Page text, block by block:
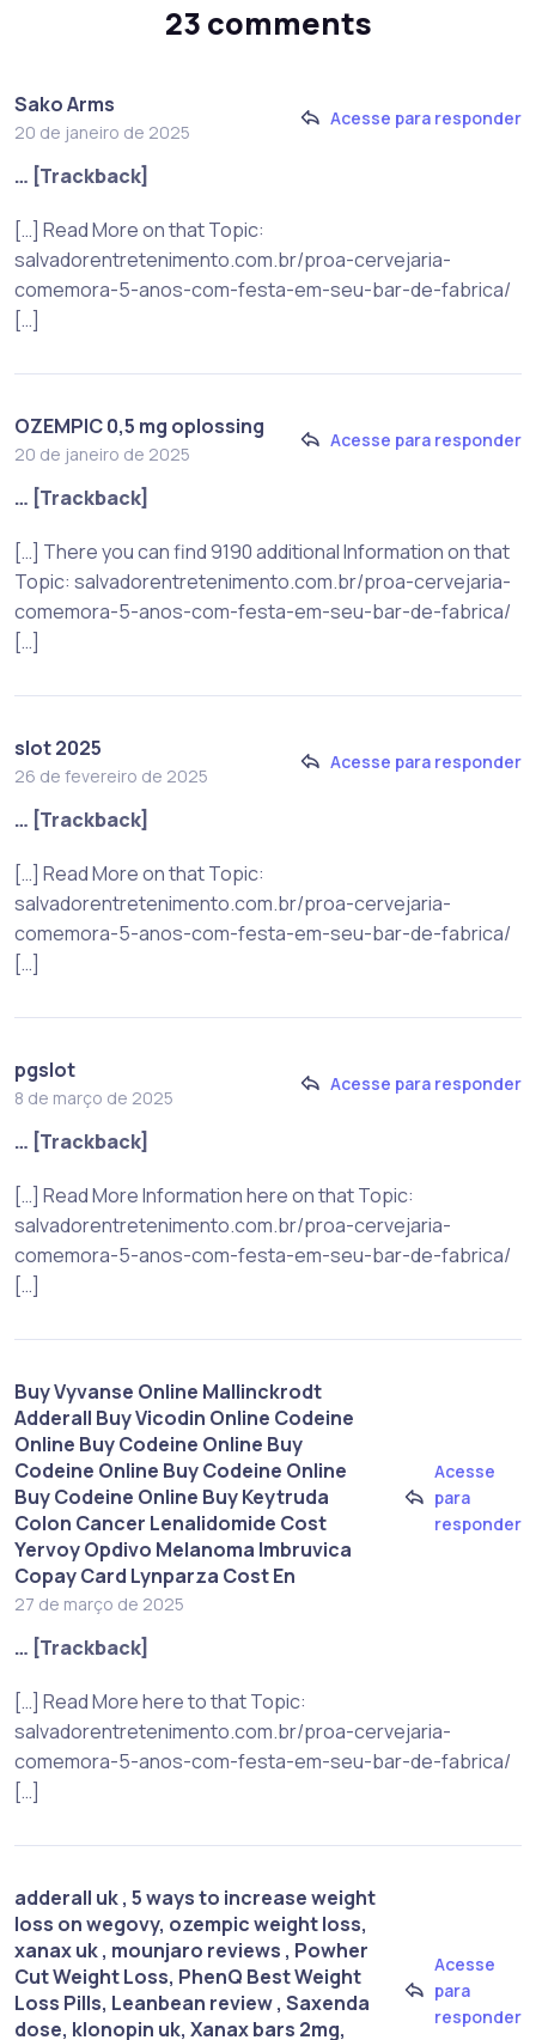
23 comments
Sako Arms
20 de janeiro de 2025
Acesse para responder
… [Trackback]
[…] Read More on that Topic:
salvadorentretenimento.com.br/proa-cervejaria-
comemora-5-anos-com-festa-em-seu-bar-de-fabrica/
[…]
OZEMPIC 0,5 mg oplossing
20 de janeiro de 2025
Acesse para responder
… [Trackback]
[…] There you can find 9190 additional Information on that
Topic: salvadorentretenimento.com.br/proa-cervejaria-
comemora-5-anos-com-festa-em-seu-bar-de-fabrica/
[…]
slot 2025
26 de fevereiro de 2025
Acesse para responder
… [Trackback]
[…] Read More on that Topic:
salvadorentretenimento.com.br/proa-cervejaria-
comemora-5-anos-com-festa-em-seu-bar-de-fabrica/
[…]
pgslot
8 de março de 2025
Acesse para responder
… [Trackback]
[…] Read More Information here on that Topic:
salvadorentretenimento.com.br/proa-cervejaria-
comemora-5-anos-com-festa-em-seu-bar-de-fabrica/
[…]
Buy Vyvanse Online Mallinckrodt
Adderall Buy Vicodin Online Codeine
Online Buy Codeine Online Buy
Codeine Online Buy Codeine Online
Buy Codeine Online Buy Keytruda
Colon Cancer Lenalidomide Cost
Yervoy Opdivo Melanoma Imbruvica
Copay Card Lynparza Cost En
27 de março de 2025
Acesse
para
responder
… [Trackback]
[…] Read More here to that Topic:
salvadorentretenimento.com.br/proa-cervejaria-
comemora-5-anos-com-festa-em-seu-bar-de-fabrica/
[…]
adderall uk , 5 ways to increase weight
loss on wegovy​, ozempic weight loss,
xanax uk , mounjaro reviews , Powher
Cut Weight Loss, PhenQ Best Weight
Loss Pills, Leanbean review , Saxenda
dose, klonopin uk, Xanax bars 2mg,
Acesse
para
responder